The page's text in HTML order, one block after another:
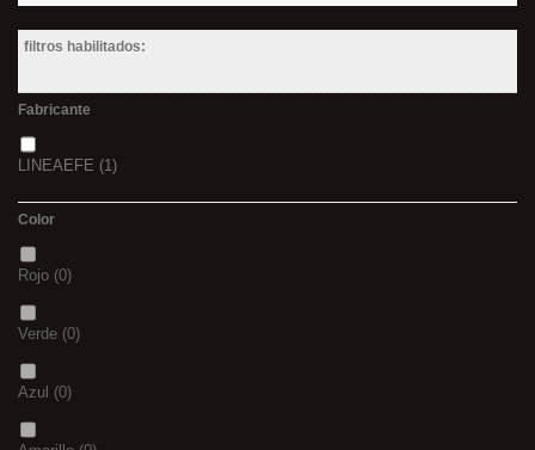
filtros habilitados:
Fabricante
LINEAEFE (1)
Color
Rojo (0)
Verde (0)
Azul (0)